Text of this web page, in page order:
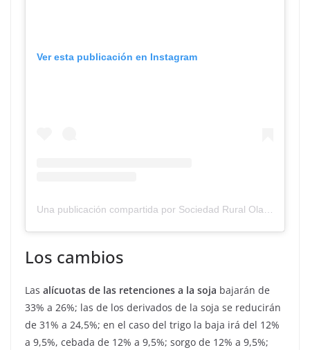
Ver esta publicación en Instagram
Una publicación compartida por Sociedad Rural Olavarria Sro (@sociedadruralolavarria)
Los cambios
Las alícuotas de las retenciones a la soja bajarán de
33% a 26%; las de los derivados de la soja se reducirán
de 31% a 24,5%; en el caso del trigo la baja irá del 12%
a 9,5%, cebada de 12% a 9,5%; sorgo de 12% a 9,5%;